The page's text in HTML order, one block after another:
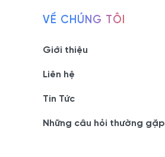
VỀ CHÚNG TÔI
Giới thiệu
Liên hệ
Tin Tức
Những câu hỏi thường gặp